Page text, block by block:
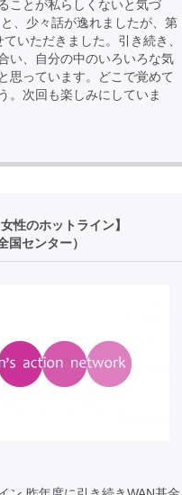
ことが私らしくないと気づ
、少々話が逸れましたが、第
いただきました。引き続き、
い、自分の中のいろいろな気
思っています。どこで覚めて
。次回も楽しみにしていま
性のホットライン】
国センター）